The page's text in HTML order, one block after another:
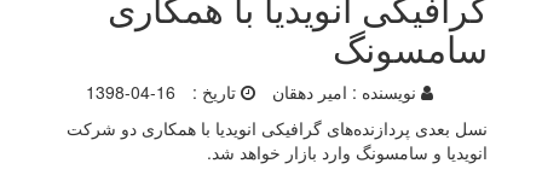
سامسونگ
نویسنده : امیر دهقان تاریخ :
1398-04-16
نسل بعدی پردازنده‌های گرافیکی انویدیا با همکاری دو شرکت
انویدیا و سامسونگ وارد بازار خواهد شد.